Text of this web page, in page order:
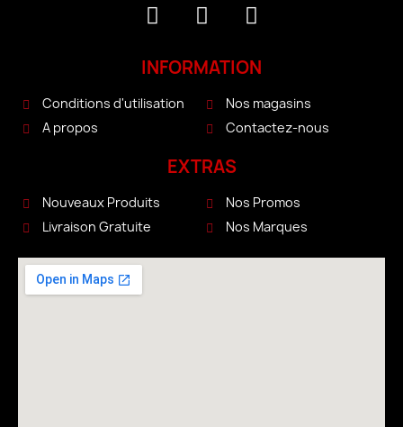
INFORMATION
Conditions d'utilisation
A propos
Nos magasins
Contactez-nous
EXTRAS
Nouveaux Produits
Livraison Gratuite
Nos Promos
Nos Marques